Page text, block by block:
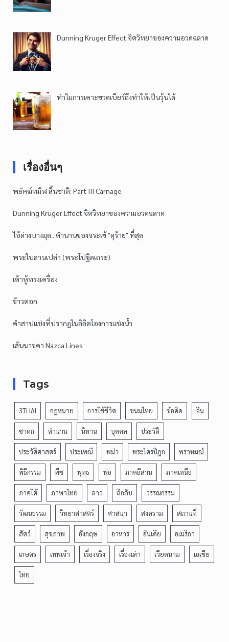
Dunning Kruger Effect จิตวิทยาของความอวดฉลาด
ทำไมการเคาะขวดเบียร์ถึงทำให้เป็นวุ้นได้
เรื่องอื่นๆ
พยัคฆ์ทมิฬ สิ้นชาติ: Part III Carnage
Dunning Kruger Effect จิตวิทยาของความอวดฉลาด
ไอ้ด่างบางมุด.. ตำนานของจระเข้ "ดุร้าย" ที่สุด
พระใบลานเปล่า (พระโปฐิลเถระ)
เต้าหู้ทรงเครื่อง
ข้าวตอก
คำสาปแช่งที่ปรากฏในลิลิตโองการแช่งน้ำ
เส้นนาซคา Nazca Lines
Tags
3THAI กฎหมาย การใช้ชีวิต ขนมไทย ข้อคิด จีน
ชาดก ตำนาน นิทาน บุคคล ประวัติ
ประวัติศาสตร์ ประเพณี พม่า พระไตรปิฎก พราหมณ์
พิธีกรรม พืช พุทธ พ่อ ภาคอีสาน ภาคเหนือ
ภาคใต้ ภาษาไทย ลาว ลึกลับ วรรณกรรม
วัฒนธรรม วิทยาศาสตร์ ศาสนา สงคราม สถานที่
สัตว์ สุขภาพ อังกฤษ อาหาร อินเดีย อเมริกา
เกษตร เทพเจ้า เรื่องจริง เรื่องเล่า เวียดนาม เอเชีย
ไทย